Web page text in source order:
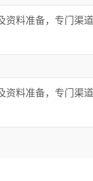
资料准备，专门渠
资料准备，专门渠